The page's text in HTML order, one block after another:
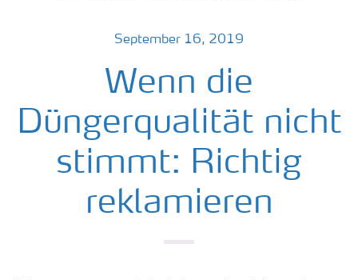
September 16, 2019
Wenn die
Düngerqualität nicht
stimmt: Richtig
reklamieren